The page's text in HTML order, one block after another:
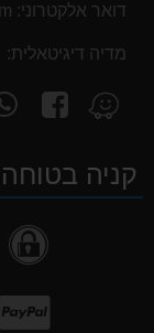
דואר אלקטרוני:
מדיה דיגיטאלית:
מצא
אותנו
Waze
קניה בטוחה